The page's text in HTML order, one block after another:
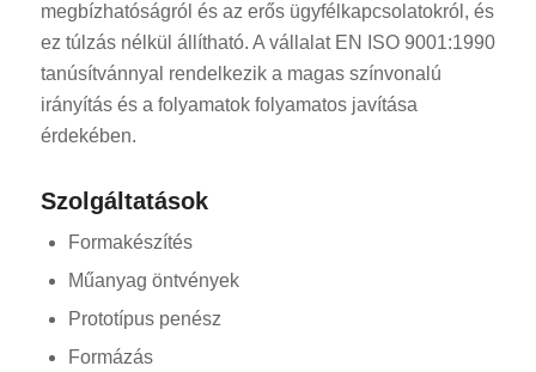
megbízhatóságról és az erős ügyfélkapcsolatokról, és
ez túlzás nélkül állítható. A vállalat EN ISO 9001:1990
tanúsítvánnyal rendelkezik a magas színvonalú
irányítás és a folyamatok folyamatos javítása
érdekében.
Szolgáltatások
Formakészítés
Műanyag öntvények
Prototípus penész
Formázás